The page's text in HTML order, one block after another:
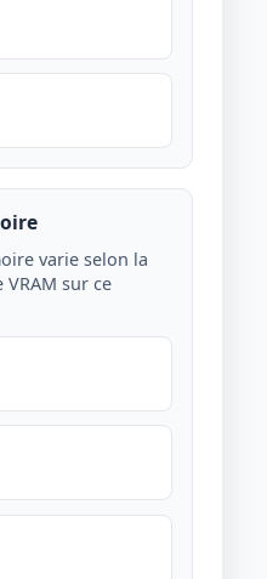
varie selon la
VRAM sur ce